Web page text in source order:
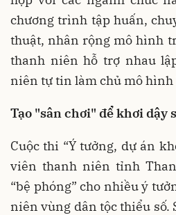
chương trình tập huấn,
thuật, nhân rộng mô hình
thanh niên hỗ trợ nhau
niên tự tin làm chủ mô
Tạo "sân chơi" để khơi dậy
Cuộc thi “Ý tưởng, dự án
viên thanh niên tỉnh
“bệ phóng” cho nhiều ý
niên vùng dân tộc thiểu số.